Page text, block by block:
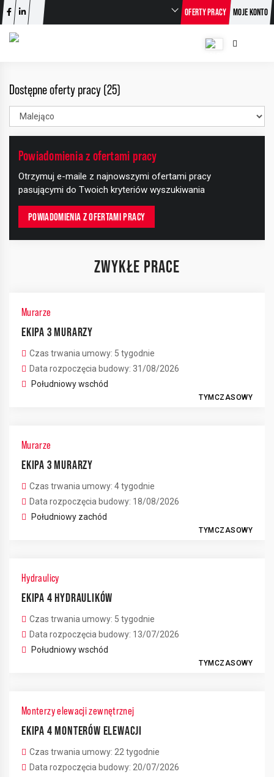
OFERTY PRACY MOJE KONTO
Dostępne oferty pracy (25)
Powiadomienia z ofertami pracy
Otrzymuj e-maile z najnowszymi ofertami pracy
pasującymi do Twoich kryteriów wyszukiwania
POWIADOMIENIA Z OFERTAMI PRACY
ZWYKŁE PRACE
Murarze
EKIPA 3 MURARZY
Czas trwania umowy: 5 tygodnie
Data rozpoczęcia budowy: 31/08/2026
Południowy wschód
TYMCZASOWY
Murarze
EKIPA 3 MURARZY
Czas trwania umowy: 4 tygodnie
Data rozpoczęcia budowy: 18/08/2026
Południowy zachód
TYMCZASOWY
Hydraulicy
EKIPA 4 HYDRAULIKÓW
Czas trwania umowy: 5 tygodnie
Data rozpoczęcia budowy: 13/07/2026
Południowy wschód
TYMCZASOWY
Monterzy elewacji zewnętrznej
EKIPA 4 MONTERÓW ELEWACJI
Czas trwania umowy: 22 tygodnie
Data rozpoczęcia budowy: 20/07/2026
+
−